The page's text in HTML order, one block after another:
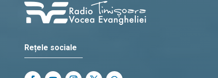
Rețele sociale